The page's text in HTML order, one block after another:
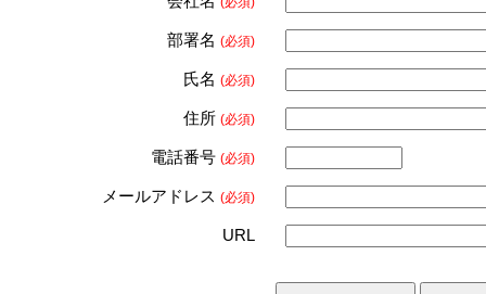
部署名 (必須)
氏名 (必須)
住所 (必須)
電話番号 (必須)
メールアドレス (必須)
URL